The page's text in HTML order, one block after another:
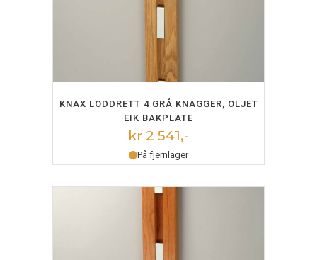
LEGG I HANDLEKURV
KNAX LODDRETT 4 GRÅ KNAGGER, OLJET
EIK BAKPLATE
kr 2 541,-
På fjernlager